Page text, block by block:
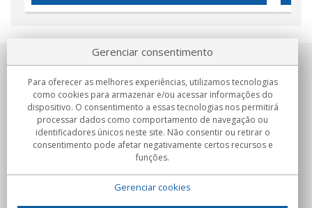
Sobre nosotros
Compromissos
Compras
Gerenciar consentimento
Para oferecer as melhores experiências, utilizamos tecnologias
como cookies para armazenar e/ou acessar informações do
dispositivo. O consentimento a essas tecnologias nos permitirá
processar dados como comportamento de navegação ou
identificadores únicos neste site. Não consentir ou retirar o
consentimento pode afetar negativamente certos recursos e
funções.
Gerenciar cookies